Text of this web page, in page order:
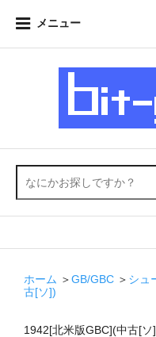
メニュー
ホーム ＞GB/GBC ＞ シュ
古[ソ])
1942[北米版GBC](中古[ソ